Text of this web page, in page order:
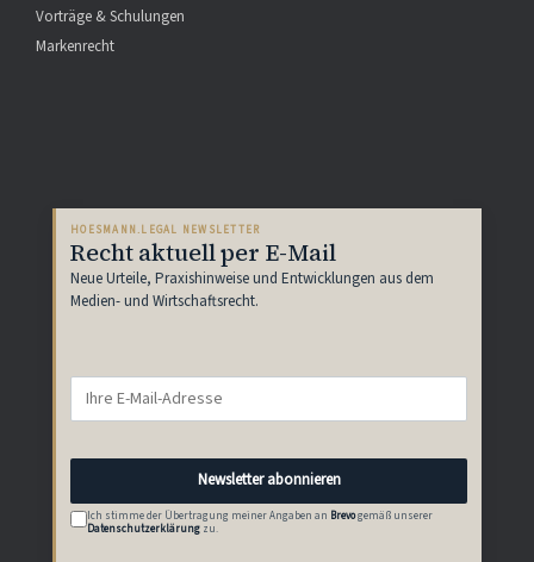
Vorträge & Schulungen
Markenrecht
HOESMANN.LEGAL NEWSLETTER
Recht aktuell per E-Mail
Neue Urteile, Praxishinweise und Entwicklungen aus dem
Medien- und Wirtschaftsrecht.
Newsletter abonnieren
Ich stimme der Übertragung meiner Angaben an Brevogemäß unserer
Datenschutzerklärung zu.